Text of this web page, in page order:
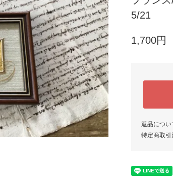
5/21
1,700円
返品につい
特定商取